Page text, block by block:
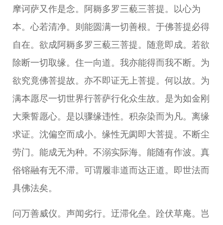
摩诃萨又作是念。阿耨多罗三藐三菩提。以心为
本。心若清净。则能圆满一切善根。于佛菩提必得
自在。欲成阿耨多罗三藐三菩提。随意即成。若欲
除断一切取缘。住一向道。我亦能得而我不断。为
欲究竟佛菩提故。亦不即证无上菩提。何以故。为
满本愿尽一切世界行菩萨行化众生故。是为如金刚
大乘誓愿心。是以骤缘违性。积杂染而为凡。离缘
求证。沈偏空而成小。缘性无阂即大菩提。不断尘
劳门。能成无为种。不溺实际海。能随有作波。真
俗镕融有无不滞。可谓履非道而达正道。即世法而
具佛法矣。
问万善威仪。声闻劣行。迂滞化垒。跧伏草庵。岂